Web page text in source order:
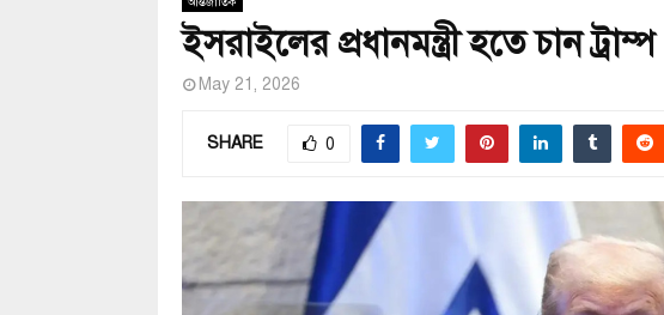
ইসরাইলের প্রধানমন্ত্রী হতে চান ট্রাম্প
May 21, 2026
SHARE 0